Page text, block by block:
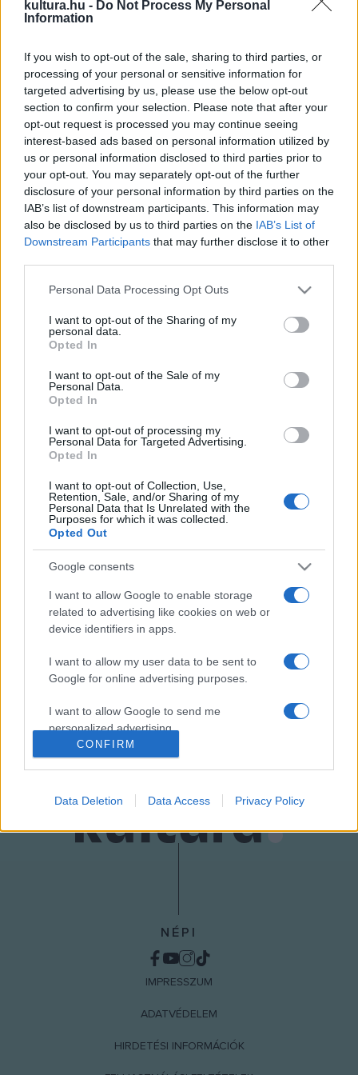
kultura.hu - Do Not Process My Personal
Information
If you wish to opt-out of the sale, sharing to third parties, or
processing of your personal or sensitive information for
targeted advertising by us, please use the below opt-out
section to confirm your selection. Please note that after your
opt-out request is processed you may continue seeing
interest-based ads based on personal information utilized by
us or personal information disclosed to third parties prior to
your opt-out. You may separately opt-out of the further
disclosure of your personal information by third parties on the
IAB’s list of downstream participants. This information may
also be disclosed by us to third parties on the IAB’s List of
Downstream Participants that may further disclose it to other
Please note that this website/app uses one or more Google
not limited to your visit or usage behaviour. You may click to
grant or deny consent to Google and its third-party tags to
use your data for below specified purposes in below Google
consent section.
Personal Data Processing Opt Outs
I want to opt-out of the Sharing of my
personal data.
Opted In
I want to opt-out of the Sale of my
Personal Data.
Opted In
I want to opt-out of processing my
Personal Data for Targeted Advertising.
Opted In
I want to opt-out of Collection, Use,
Retention, Sale, and/or Sharing of my
Personal Data that Is Unrelated with the
Purposes for which it was collected.
Opted Out
Google consents
I want to allow Google to enable storage
related to advertising like cookies on web or
device identifiers in apps.
I want to allow my user data to be sent to
Google for online advertising purposes.
I want to allow Google to send me
personalized advertising.
I want to allow Google to enable storage
device identifiers in apps.
related to functionality of the website or app.
I want to allow Google to enable storage
functionality and fraud prevention, and other
CONFIRM
Data Deletion Data Access Privacy Policy
rendezvényeket szervező költő,
Péntek esti egyik felolvasónk a Kolozsváron élő költő,
kritikus, egyetemi adjunktusBalázs Imre József, a 85 éve
alapított nagyhírű kolozsvári folyóirat, a Korunk
főszerkesztője. Verseskötetei mellett, mint aVidrakönyv
és aFogak nyoma, foglalkozott az avantgárd és a
posztmodern humorával és monográfiát írt Hervay Gizelláról.
Írótársa aZalai Passiócímű vígeposzával az irodalomba
berobbant, számos verseskötet és színdarabot jegyző, a
Kolozsvárt szinte második otthonának tekintő
Szálinger
Balázs , aki Erdély, azon belül Kolozsvár iránti vonzalmát ?
Nagyváradon és Kolozsváron is élt hosszabb ideig ? a
A két fiatal szerzővel az erdélyi irodalom és művészet
kiváló ismerője, a Déry Tibor-, József Attila-, Mészöly
Miklós-, Márai- és Palládium-díjas író, drámaíró, műfordító,
eszmecseréjük újabb ablakokat nyithat arra a világra, amely
a Műcsarnokban látható képzőművész kortársak műveit is
inspirálta, a kivételes kiállítás július 8-ig tekinthető meg.
Kettőjük összjátékát a szintén kolozsvári születésű, kísérleti
zenével foglalkozó, számtalan film- és színdarabzenét
Márkos Albert
csellista improvizációi kísérik.
MEGOSZTÁS
NÉPI
IMPRESSZUM
ADATVÉDELEM
HIRDETÉSI INFORMÁCIÓK